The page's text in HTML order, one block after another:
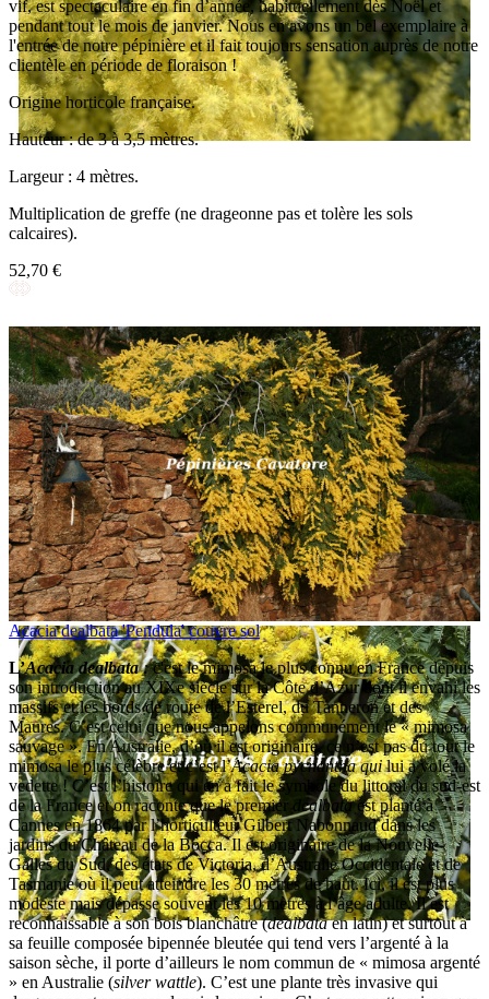
vif, est spectaculaire en fin d’année, habituellement dès Noël et
pendant tout le mois de janvier. Nous en avons un bel exemplaire à
l'entrée de notre pépinière et il fait toujours sensation auprès de notre
clientèle en période de floraison !
Origine horticole française.
Hauteur : de 3 à 3,5 mètres.
Largeur : 4 mètres.
Multiplication de greffe (ne drageonne pas et tolère les sols
calcaires).
52,70 €
Acacia dealbata 'Pendula' couvre sol
L’Acacia dealbata:c'est le mimosa le plus connu en France depuis
son introduction au XIXe siècle sur la Côte d’Azur dont il envahi les
massifs et les bords de route de l’Esterel, du Tanneron et des
Maures. C’est celui que nous appelons communément le « mimosa
sauvage ». En Australie, d’où il est originaire, ce n’est pas du tout le
mimosa le plus célèbre et c’est l’Acacia pycnantha quilui a volé la
vedette ! C’est l’histoire qui en a fait le symbole du littoral du sud-est
de la France et on raconte que le premier dealbataest planté à
Cannes en 1864 par l’horticulteur Gilbert Nabonnaud dans les
jardins du Château de la Bocca. Il est originaire de la Nouvelle-
Galles du Sud, des états de Victoria, d’Australie Occidentale et de
Tasmanie où il peut atteindre les 30 mètres de haut. Ici, il est plus
modeste mais dépasse souvent les 10 mètres à l’âge adulte. Il est
reconnaissable à son bois blanchâtre (dealbataen latin) et surtout à
sa feuille composée bipennée bleutée qui tend vers l’argenté à la
saison sèche, il porte d’ailleurs le nom commun de « mimosa argenté
» en Australie (silver wattle). C’est une plante très invasive qui